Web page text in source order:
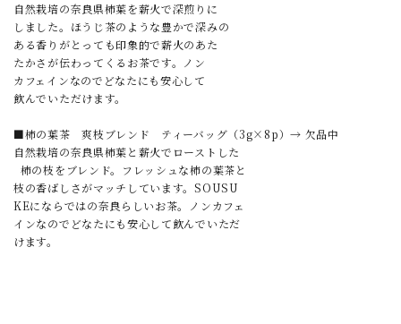
自然栽培の奈良県柿葉を薪火で深煎りに
しました。ほうじ茶のような豊かで深みの
ある香りがとっても印象的で薪火のあた
たかさが伝わってくるお茶です。ノン
カフェインなのでどなたにも安心して
飲んでいただけます。
■柿の葉茶 爽枝ブレンド ティーバッグ（3g×8p）→ 欠品中
自然栽培の奈良県柿葉と薪火でローストした
柿の枝をブレンド。フレッシュな柿の葉茶と
枝の香ばしさがマッチしています。SOUSU
KEにならではの奈良らしいお茶。ノンカフェ
インなのでどなたにも安心して飲んでいただ
けます。